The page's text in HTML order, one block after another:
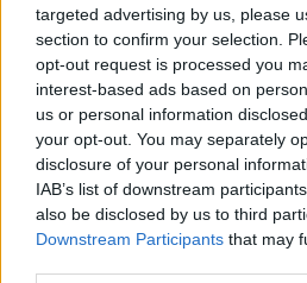
targeted advertising by us, please
section to confirm your selection.
opt-out request is processed you
interest-based ads based on
us or personal information
your opt-out. You may separately
disclosure of your personal
IAB’s list of downstream
also be disclosed by us to third
Downstream Participants that may